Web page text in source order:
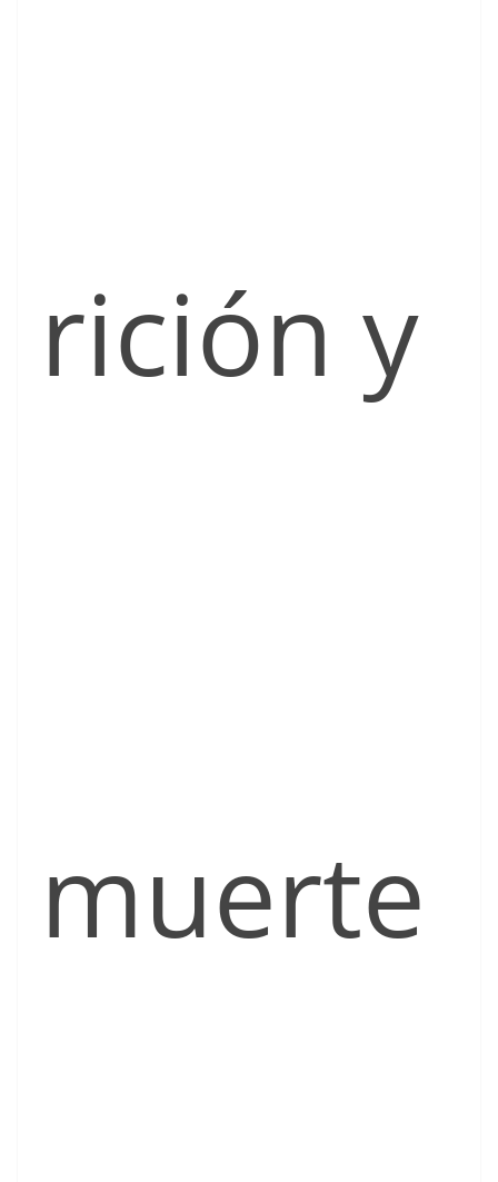
rición y
muerte